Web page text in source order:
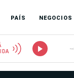
PAÍS NEGOCIOS